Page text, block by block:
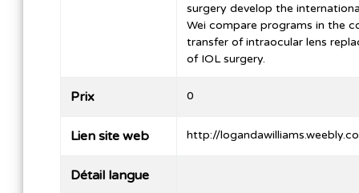
surgery develop the
Wei compare programs in the
transfer of intraocular lens
of IOL surgery.
Prix 0
Lien site web http://
Détail langue